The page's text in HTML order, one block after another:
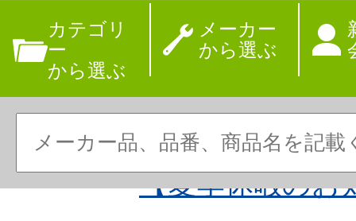
カテゴリ
ー
から選ぶ
メーカー
から選ぶ
【夏季休暇のお